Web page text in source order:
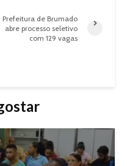
Prefeitura de Brumado
abre processo seletivo
com 129 vagas